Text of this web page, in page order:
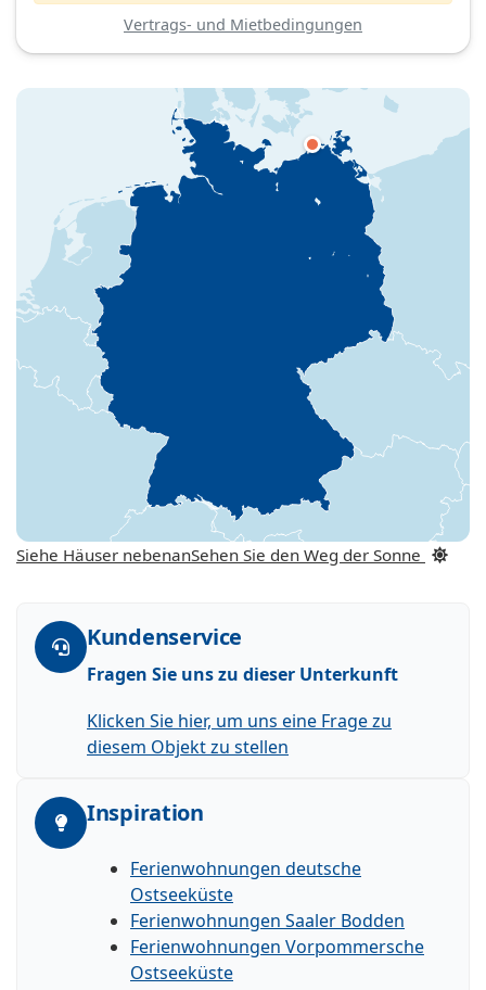
Vertrags- und Mietbedingungen
Siehe Häuser nebenanSehen Sie den Weg der Sonne
Kundenservice
Fragen Sie uns zu dieser Unterkunft
Klicken Sie hier, um uns eine Frage zu
diesem Objekt zu stellen
Inspiration
Ferienwohnungen deutsche
Ostseeküste
Ferienwohnungen Saaler Bodden
Ferienwohnungen Vorpommersche
Ostseeküste